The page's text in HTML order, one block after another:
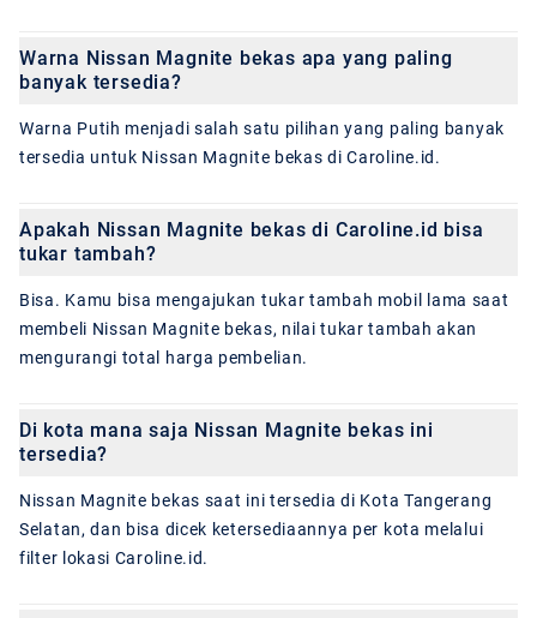
Warna Nissan Magnite bekas apa yang paling
banyak tersedia?
Warna Putih menjadi salah satu pilihan yang paling banyak
tersedia untuk Nissan Magnite bekas di Caroline.id.
Apakah Nissan Magnite bekas di Caroline.id bisa
tukar tambah?
Bisa. Kamu bisa mengajukan tukar tambah mobil lama saat
membeli Nissan Magnite bekas, nilai tukar tambah akan
mengurangi total harga pembelian.
Di kota mana saja Nissan Magnite bekas ini
tersedia?
Nissan Magnite bekas saat ini tersedia di Kota Tangerang
Selatan, dan bisa dicek ketersediaannya per kota melalui
filter lokasi Caroline.id.